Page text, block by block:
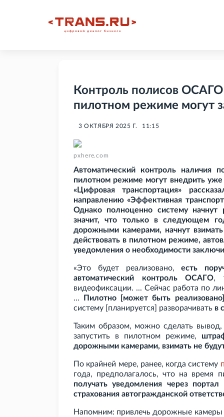
Контроль полисов
пилотном режиме могут
3 ОКТЯБРЯ 2025 Г. 11:15
pxhere.com
Автоматический контроль
пилотном режиме могут внедрить
«Цифровая транспортация»
направлению «Эффективная
Однако полноценно систему
значит, что только в следующем
дорожными камерами, начнут
действовать в пилотном режиме,
уведомления о необходимости
«Это будет реализовано,есть
автоматический контроль ОСАГО,
видеофиксации. ... Сейчас работа по
…
Пилотно [может быть
систему [планируется] разворачивать в
Таким образом, можно сделать
запустить в пилотном режиме,
дорожными камерами, взимать не
По крайней мере, ранее, когда систему
года, предполагалось, что на время
получать уведомления через
страхования автогражданской
Напомним: привлечь дорожные